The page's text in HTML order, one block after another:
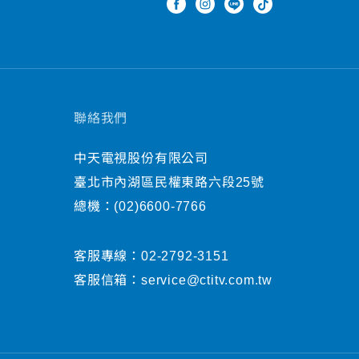
聯絡我們
中天電視股份有限公司
臺北市內湖區民權東路六段25號
總機： (02)6600-7766
客服專線： 02-2792-3151
客服信箱： service@ctitv.com.tw